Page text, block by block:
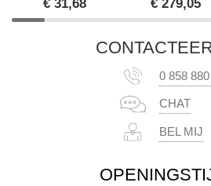
€ 31,68 € 279,05
0 858
CHAT
BEL MIJ